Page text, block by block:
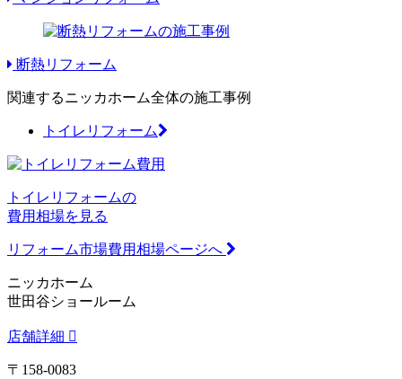
断熱リフォーム
関連するニッカホーム全体の施工事例
トイレリフォーム
トイレリフォームの
費用相場を見る
リフォーム市場費用相場ページへ
ニッカホーム
世田谷ショールーム
店舗詳細
〒158-0083